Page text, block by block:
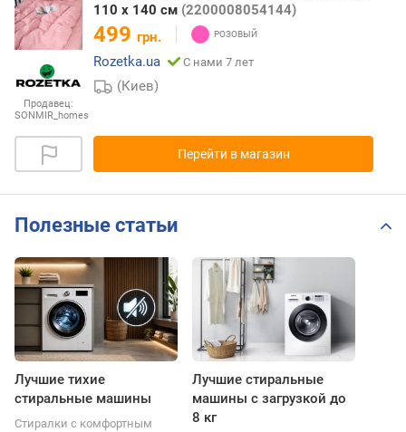
Продавец:
SONMIR_homes
110 x 140 см (2200008054144)
499 грн.
Rozetka.ua
С нами 7 лет
(Киев)
Перейти в магазин
Полезные статьи
Лучшие тихие
стиральные машины
Стиралки с комфортным
Лучшие стиральные
машины с загрузкой до
8 кг